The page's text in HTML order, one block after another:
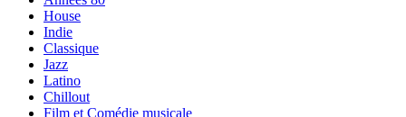
House
Indie
Classique
Jazz
Latino
Chillout
Film et Comédie musicale